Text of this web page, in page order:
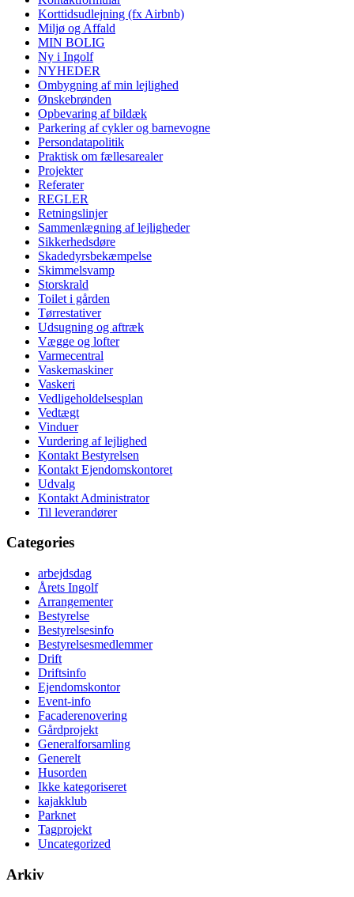
Korttidsudlejning (fx Airbnb)
Miljø og Affald
MIN BOLIG
Ny i Ingolf
NYHEDER
Ombygning af min lejlighed
Ønskebrønden
Opbevaring af bildæk
Parkering af cykler og barnevogne
Persondatapolitik
Praktisk om fællesarealer
Projekter
Referater
REGLER
Retningslinjer
Sammenlægning af lejligheder
Sikkerhedsdøre
Skadedyrsbekæmpelse
Skimmelsvamp
Storskrald
Toilet i gården
Tørrestativer
Udsugning og aftræk
Vægge og lofter
Varmecentral
Vaskemaskiner
Vaskeri
Vedligeholdelsesplan
Vedtægt
Vinduer
Vurdering af lejlighed
Kontakt Bestyrelsen
Kontakt Ejendomskontoret
Udvalg
Kontakt Administrator
Til leverandører
Categories
arbejdsdag
Årets Ingolf
Arrangementer
Bestyrelse
Bestyrelsesinfo
Bestyrelsesmedlemmer
Drift
Driftsinfo
Ejendomskontor
Event-info
Facaderenovering
Gårdprojekt
Generalforsamling
Generelt
Husorden
Ikke kategoriseret
kajakklub
Parknet
Tagprojekt
Uncategorized
Arkiv